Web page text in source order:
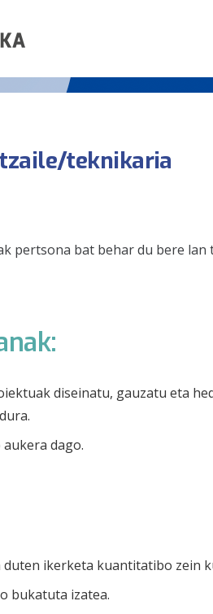
teknikaria
pertsona bat behar du bere
diseinatu, gauzatu eta
dago.
ikerketa kuantitatibo zein
bukatuta izatea.